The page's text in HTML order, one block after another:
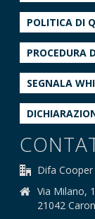
POLITICA DI
PROCEDURA
SEGNALA
Difa Cooper
Via Milano,
21042